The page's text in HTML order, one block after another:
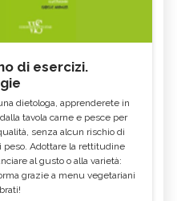
di esercizi.
dietologa, apprenderete in
tavola carne e pesce per
senza alcun rischio di
peso. Adottare la rettitudine
al gusto o alla varietà:
grazie a menu vegetariani